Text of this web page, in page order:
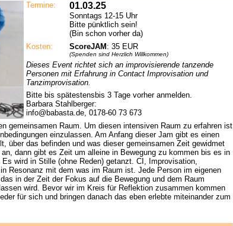
Termine:
01.03.25
Sonntags 12-15 Uhr
Bitte pünktlich sein!
(Bin schon vorher da)
Kosten:
ScoreJAM : 35 EUR
(Spenden sind Herzlich Willkommen)
Dieses Event richtet sich an improvisierende tanzende
Personen mit Erfahrung in Contact Improvisation und
Tanzimprovisation.
Bitte bis spätestensbis 3 Tage vorher anmelden.
Barbara Stahlberger:
info@babasta.de, 0178-60 73 673
gemeinsamen Raum. Um diesen intensiven Raum zu erfahren ist
einzulassen. Am Anfang dieser Jam gibt es einen
über das befinden und was dieser gemeinsamen Zeit gewidmet
dann gibt es Zeit um alleine in Bewegung zu kommen bis es in
wird in Stille (ohne Reden) getanzt. CI, Improvisation,
Resonanz mit dem was im Raum ist. Jede Person im eigenen
in der Zeit der Fokus auf die Bewegung und dem Raum
wird. Bevor wir im Kreis für Reflektion zusammen kommen
für sich und bringen danach das eben erlebte miteinander zum